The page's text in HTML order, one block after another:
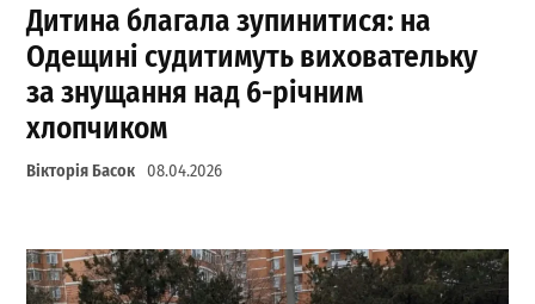
Дитина благала зупинитися: на
Одещині судитимуть виховательку
за знущання над 6-річним
хлопчиком
Вікторія Басок 08.04.2026